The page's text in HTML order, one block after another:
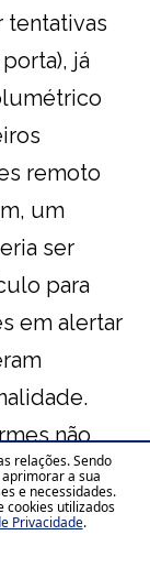
tentativas
já
remoto
um
ser
para
em alertar
não
e também
para
relações. Sendo
a sua
e necessidades.
cookies utilizados
Privacidade.